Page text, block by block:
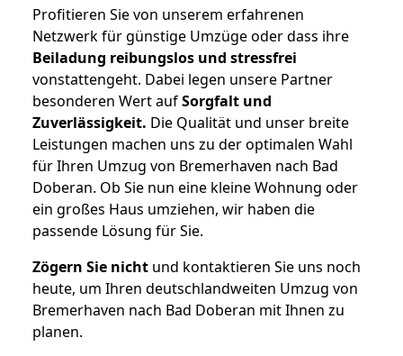
Profitieren Sie von unserem erfahrenen
Netzwerk für günstige Umzüge oder dass ihre
Beiladung reibungslos und stressfrei
vonstattengeht. Dabei legen unsere Partner
besonderen Wert aufSorgfalt und
Zuverlässigkeit. Die Qualität und unser breite
Leistungen machen uns zu der optimalen Wahl
für Ihren Umzug von Bremerhaven nach Bad
Doberan. Ob Sie nun eine kleine Wohnung oder
ein großes Haus umziehen, wir haben die
passende Lösung für Sie.
Zögern Sie nicht und kontaktieren Sie uns noch
heute, um Ihren deutschlandweiten Umzug von
Bremerhaven nach Bad Doberan mit Ihnen zu
planen.